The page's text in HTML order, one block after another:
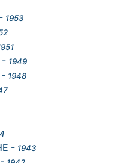
- 1953
- 1949
- 1948
- 1943